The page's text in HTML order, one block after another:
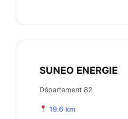
SUNEO ENERGIE
Département 82
19.6 km